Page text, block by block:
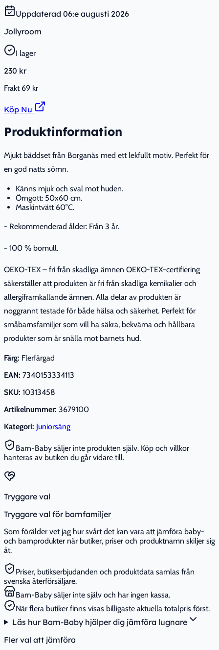
Uppdaterad 06:e augusti 2026
Jollyroom
I lager
230 kr
Frakt 69 kr
Köp Nu
Produktinformation
Mjukt bäddset från Borganäs med ett lekfullt motiv. Perfekt för
en god natts sömn.
Känns mjuk och sval mot huden.
Örngott: 50x60 cm.
Maskintvätt 60°C.
- Rekommenderad ålder: Från 3 år.
- 100 % bomull.
OEKO-TEX – fri från skadliga ämnen OEKO-TEX-certifiering
säkerställer att produkten är fri från skadliga kemikalier och
allergiframkallande ämnen. Alla delar av produkten är
noggrannt testade för både hälsa och säkerhet. Perfekt för
småbarnsfamiljer som vill ha säkra, bekväma och hållbara
produkter som är snälla mot barnets hud.
Färg: Flerfärgad
EAN: 7340153334113
SKU: 10313458
Artikelnummer: 3679100
Kategori: Juniorsäng
Barn-Baby säljer inte produkten själv. Köp och villkor
hanteras av butiken du går vidare till.
Tryggare val
Tryggare val för barnfamiljer
Som förälder vet jag hur svårt det kan vara att jämföra baby-
och barnprodukter när butiker, priser och produktnamn skiljer sig
åt.
Priser, butikserbjudanden och produktdata samlas från
svenska återförsäljare.
Barn-Baby säljer inte själv och har ingen kassa.
När flera butiker finns visas billigaste aktuella totalpris först.
Läs hur Barn-Baby hjälper dig jämföra lugnare
Fler val att jämföra